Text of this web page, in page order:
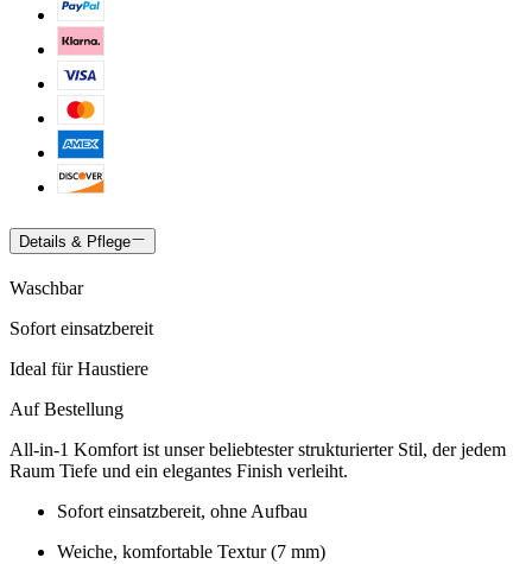
Details & Pflege
Waschbar
Sofort einsatzbereit
Ideal für Haustiere
Auf Bestellung
All-in-1 Komfort ist unser beliebtester strukturierter Stil, der jedem
Raum Tiefe und ein elegantes Finish verleiht.
Sofort einsatzbereit, ohne Aufbau
Weiche, komfortable Textur (7 mm)